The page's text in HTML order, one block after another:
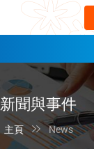
新聞與事件
主頁  News